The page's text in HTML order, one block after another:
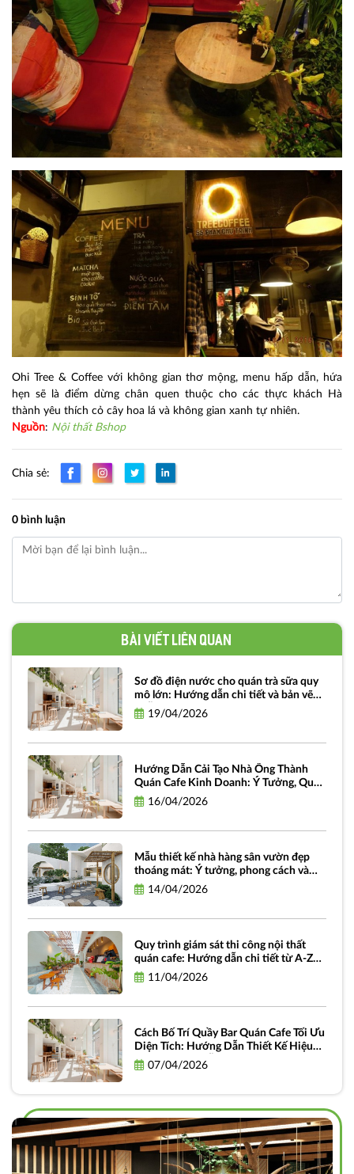
Ohi Tree & Coffee với không gian thơ mộng, menu hấp dẫn, hứa
hẹn sẽ là điểm dừng chân quen thuộc cho các thực khách Hà
thành yêu thích cỏ cây hoa lá và không gian xanh tự nhiên.
Nguồn: Nội thất Bshop
Chia sẻ:
0 bình luận
Bài viết liên quan
Sơ đồ điện nước cho quán trà sữa quy
mô lớn: Hướng dẫn chi tiết và bản vẽ
miễn phí
19/04/2026
Hướng Dẫn Cải Tạo Nhà Ống Thành
Quán Cafe Kinh Doanh: Ý Tưởng, Quy
Trình Và Chi Phí
16/04/2026
Mẫu thiết kế nhà hàng sân vườn đẹp
thoáng mát: Ý tưởng, phong cách và
hình ảnh truyền cảm hứng
14/04/2026
Quy trình giám sát thi công nội thất
quán cafe: Hướng dẫn chi tiết từ A-Z
dành cho chủ đầu tư
11/04/2026
Cách Bố Trí Quầy Bar Quán Cafe Tối Ưu
Diện Tích: Hướng Dẫn Thiết Kế Hiệu
Quả và Thực Tiễn
07/04/2026